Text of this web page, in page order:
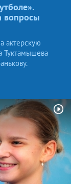
вопросы
актерскую
Туктамышева